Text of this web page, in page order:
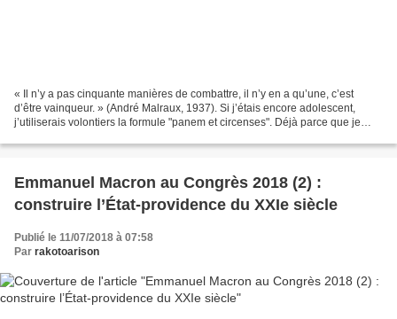
« Il n’y a pas cinquante manières de combattre, il n’y en a qu’une, c’est
d’être vainqueur. » (André Malraux, 1937). Si j’étais encore adolescent,
j’utiliserais volontiers la formule "panem et circenses". Déjà parce que je
Emmanuel Macron au Congrès 2018 (2) :
construire l’État-providence du XXIe siècle
Publié le 11/07/2018 à 07:58
Par rakotoarison